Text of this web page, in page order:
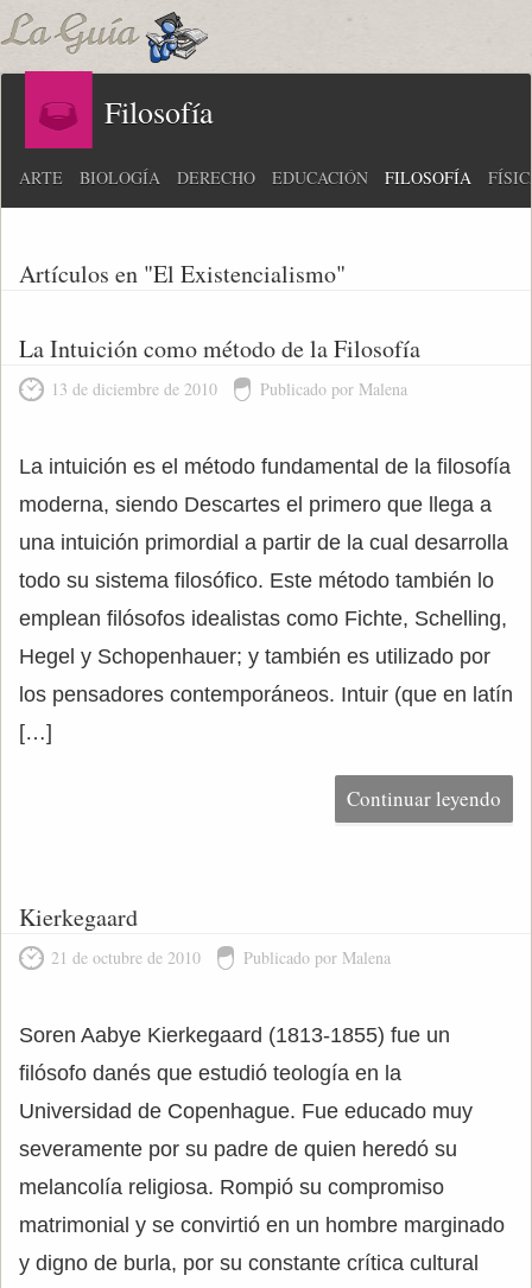
Filosofía
ARTE BIOLOGÍA DERECHO EDUCACIÓN FILOSOFÍA
Artículos en "El Existencialismo"
La Intuición como método de la Filosofía
13 de diciembre de 2010 Publicado por Malena
La intuición es el método fundamental de la filosofía
moderna, siendo Descartes el primero que llega a
una intuición primordial a partir de la cual desarrolla
todo su sistema filosófico. Este método también lo
emplean filósofos idealistas como Fichte, Schelling,
Hegel y Schopenhauer; y también es utilizado por
los pensadores contemporáneos. Intuir (que en latín
[…]
Continuar leyendo
Kierkegaard
21 de octubre de 2010 Publicado por Malena
Soren Aabye Kierkegaard (1813-1855) fue un
filósofo danés que estudió teología en la
Universidad de Copenhague. Fue educado muy
severamente por su padre de quien heredó su
melancolía religiosa. Rompió su compromiso
matrimonial y se convirtió en un hombre marginado
y digno de burla, por su constante crítica cultural